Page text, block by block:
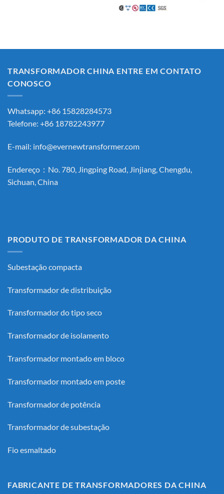
TRANSFORMADOR CHINA ENTRE EM CONTATO
CONOSCO
Whatsapp: +86 15828284573
Telefone: +86 18782243977
E-mail: info@evernewtransformer.com
Endereço：No. 780, Jingping Road, Jinjiang, Chengdu,
Sichuan, China
PRODUTO DE TRANSFORMADOR DA CHINA
Subestação compacta
Transformador de distribuição
Transformador do tipo seco
Transformador de isolamento
Transformador montado em bloco
Transformador montado em poste
Transformador de potência
Transformador de subestação
Fio esmaltado
FABRICANTE DE TRANSFORMADORES DA CHINA